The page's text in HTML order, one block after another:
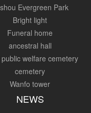
Evergreen Park
Bright light
Funeral home
ancestral hall
welfare cemetery
cemetery
Wanfo tower
NEWS